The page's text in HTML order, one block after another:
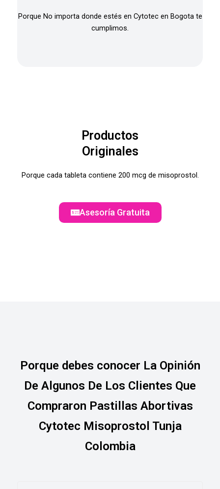
Porque No importa donde estés en Cytotec en Bogota te
cumplimos.
Productos
Originales
Porque cada tableta contiene 200 mcg de misoprostol.
Asesoría Gratuita
Porque debes conocer La Opinión
De Algunos De Los Clientes Que
Compraron Pastillas Abortivas
Cytotec Misoprostol Tunja
Colombia